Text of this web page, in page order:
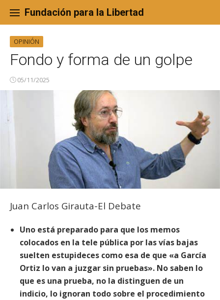
content
Fundación para la Libertad
OPINIÓN
Fondo y forma de un golpe
05/11/2025
Juan Carlos Girauta-El Debate
Uno está preparado para que los memos
colocados en la tele pública por las vías bajas
suelten estupideces como esa de que «a García
Ortiz lo van a juzgar sin pruebas». No saben lo
que es una prueba, no la distinguen de un
indicio, lo ignoran todo sobre el procedimiento